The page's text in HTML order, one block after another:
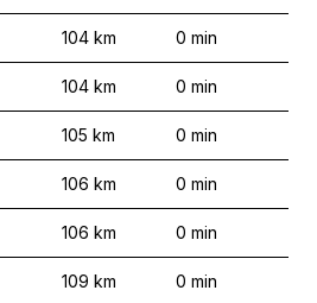
104 km 0 min
104 km 0 min
105 km 0 min
106 km 0 min
106 km 0 min
109 km 0 min